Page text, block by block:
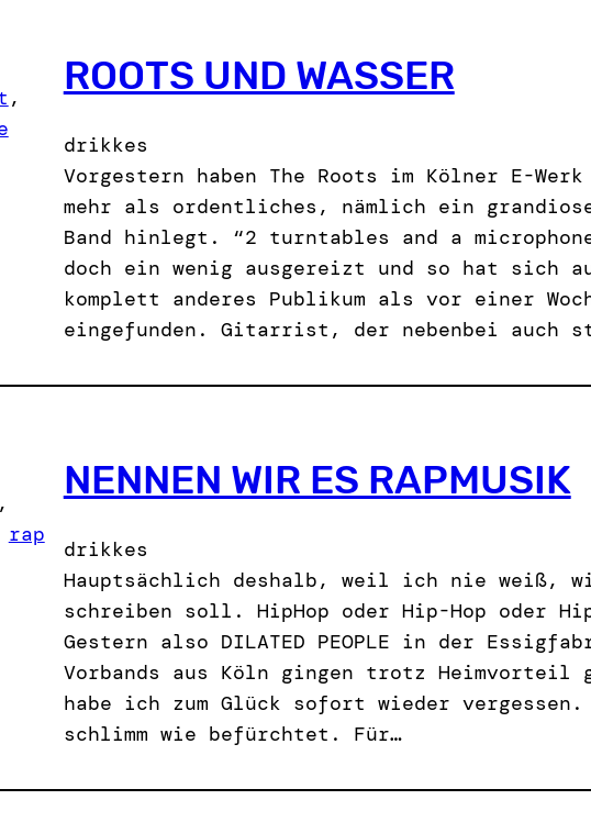
ROOTS UND WASSER
drikkes
Vorgestern haben The Roots im Kölner E-
mehr als ordentliches, nämlich ein
Band hinlegt. “2 turntables and a
doch ein wenig ausgereizt und so hat sich
komplett anderes Publikum als vor einer
eingefunden. Gitarrist, der nebenbei auch
rap
NENNEN WIR ES RAPMUSIK
drikkes
Hauptsächlich deshalb, weil ich nie weiß,
schreiben soll. HipHop oder Hip-Hop oder
Gestern also DILATED PEOPLE in der
Vorbands aus Köln gingen trotz Heimvorteil
habe ich zum Glück sofort wieder vergessen.
schlimm wie befürchtet. Für…